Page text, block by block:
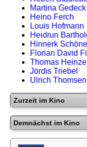
Martina Gedeck
Heino Ferch
Louis Hofmann
Heidrun
Hinnerk
Florian David
Thomas Heinze
Jördis Triebel
Ulrich Thomsen
Zurzeit im Kino
Demnächst im Kino